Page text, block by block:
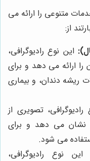
متنوعی را ارائه می
از:
این نوع رادیوگرافی،
ارائه می دهد و برای
دندان، و بیماری
رادیوگرافی، تصویری از
نشان می دهد و برای
می شود.
این نوع رادیوگرافی،